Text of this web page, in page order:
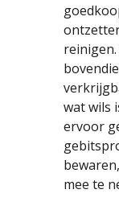
wat wils
ervoor
mee te